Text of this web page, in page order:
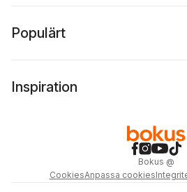
Populärt
Inspiration
Bokus @
CookiesAnpassa cookies